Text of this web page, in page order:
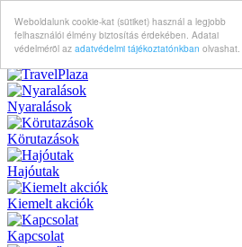
Weboldalunk cookie-kat (sütiket) használ a legjobb
felhasználói élmény biztosítás érdekében. Adatai
védelméröl az adatvédelmi tájékoztatónkban olvashat.
Nyaralások
Körutazások
Hajóutak
Kiemelt akciók
Kapcsolat